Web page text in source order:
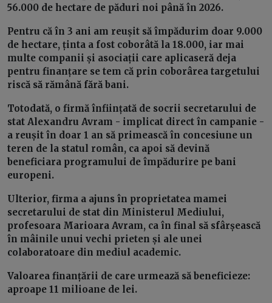
56.000 de hectare de păduri noi până în 2026.
Pentru că în 3 ani am reușit să împădurim doar 9.000
de hectare, ținta a fost coborâtă la 18.000, iar mai
multe companii și asociații care aplicaseră deja
pentru finanțare se tem că prin coborârea targetului
riscă să rămână fără bani.
Totodată, o firmă înființată de socrii secretarului de
stat Alexandru Avram - implicat direct în campanie -
a reușit în doar 1 an să primească în concesiune un
teren de la statul român, ca apoi să devină
beneficiara programului de împădurire pe bani
europeni.
Ulterior, firma a ajuns în proprietatea mamei
secretarului de stat din Ministerul Mediului,
profesoara Marioara Avram, ca în final să sfârșească
în mâinile unui vechi prieten și ale unei
colaboratoare din mediul academic.
Valoarea finanțării de care urmează să beneficieze:
aproape 11 milioane de lei.